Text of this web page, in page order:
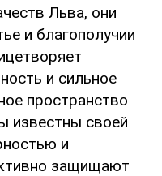
Льва, они
и благополучии
и сильное
пространство
известны своей
и
защищают